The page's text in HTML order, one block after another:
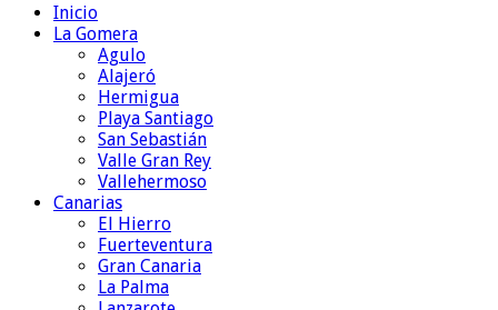
Inicio
La Gomera
Agulo
Alajeró
Hermigua
Playa Santiago
San Sebastián
Valle Gran Rey
Vallehermoso
Canarias
El Hierro
Fuerteventura
Gran Canaria
La Palma